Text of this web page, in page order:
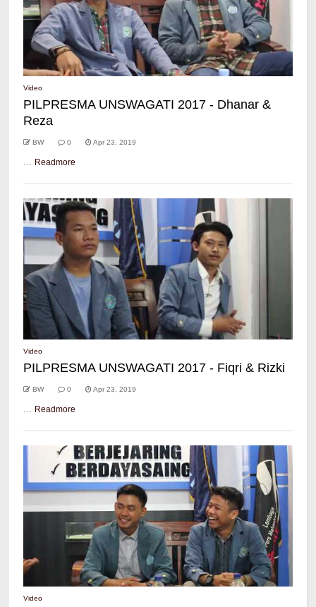
Video
PILPRESMA UNSWAGATI 2017 - Dhanar &
Reza
BW 0 Apr 23, 2019
... Readmore
Video
PILPRESMA UNSWAGATI 2017 - Fiqri & Rizki
BW 0 Apr 23, 2019
... Readmore
Video